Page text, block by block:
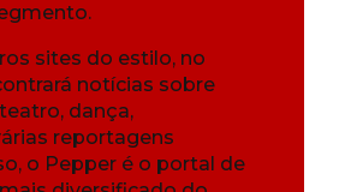
sites do estilo, no
notícias sobre
dança,
reportagens
o Pepper é o portal de